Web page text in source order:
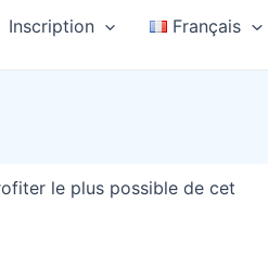
Inscription Français
le plus possible de cet